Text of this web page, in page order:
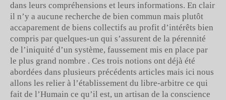
dans leurs compréhensions et leurs informations. En clair
il n’y a aucune recherche de bien commun mais plutôt
accaparement de biens collectifs au profit d’intérêts bien
compris par quelques-un qui s’assurent de la pérennité
de l’iniquité d’un système, faussement mis en place par
le plus grand nombre . Ces trois notions ont déjà été
abordées dans plusieurs précédents articles mais ici nous
allons les relier à l’établissement du libre-arbitre ce qui
fait de l’Humain ce qu’il est, un artisan de la conscience